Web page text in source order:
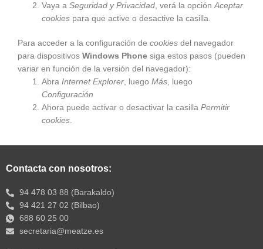
Vaya aSeguridad y Privacidad , verá la opciónAceptar
cookies para que active o desactive la casilla.
Para acceder a la configuración de cookies del navegador
para dispositivos Windows Phone siga estos pasos (pueden
variar en función de la versión del navegador):
AbraInternet Explorer, luegoMás, luego
Configuración
Ahora puede activar o desactivar la casillaPermitir
cookies.
Contacta con nosotros:
94 478 03 88 (Barakaldo)
94 421 27 02 (Bilbao)
688 60 25 00
secretaria@meatze.es